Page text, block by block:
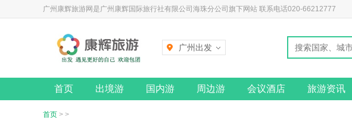
广州康辉旅游网是广州康辉国际旅行社有限公司海珠分公司旗下网站 联系电话020-66212777
广州出发
首页 出境游 国内游 周边游 会议酒店 旅游资讯
首页 > >